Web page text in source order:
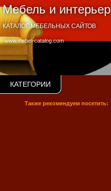
Мебель и интерьер
www.mebel-catalog.com
КАТАЛОГ МЕБЕЛЬНЫХ САЙТОВ
КАТЕГОРИИ
Также рекомендуем посетить: